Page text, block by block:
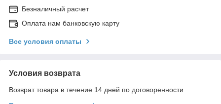
Безналичный расчет
Оплата нам банковскую карту
Все условия оплаты
Условия возврата
Возврат товара в течение 14 дней по договоренности